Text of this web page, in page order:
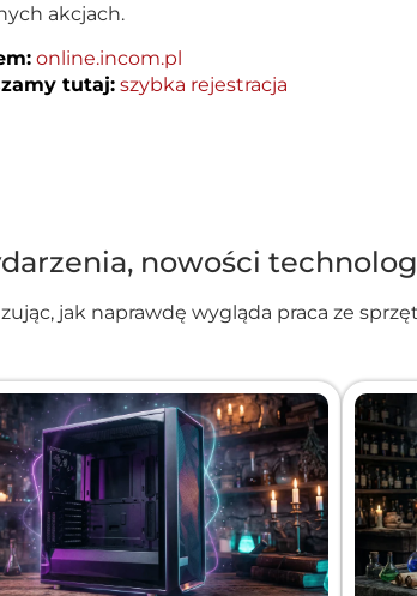
akcjach.
online.incom.pl
tutaj: szybka rejestracja
nowości
jak naprawdę wygląda praca ze